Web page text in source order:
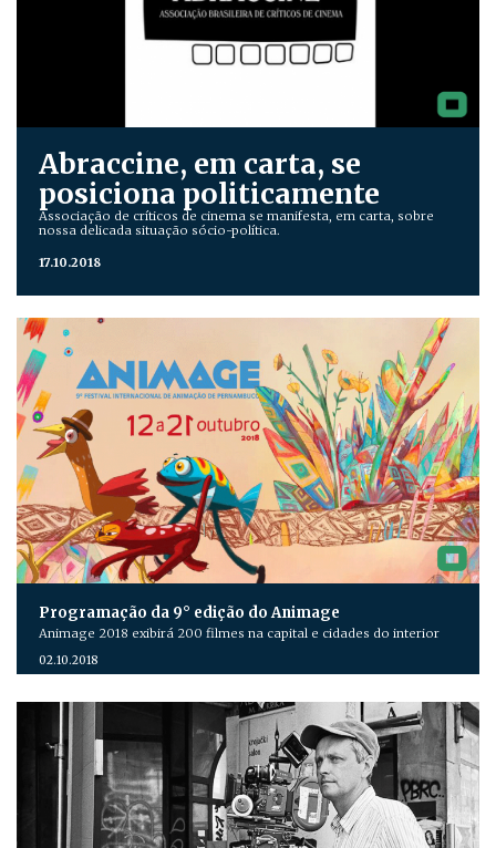
Abraccine, em carta, se
posiciona politicamente
Associação de críticos de cinema se manifesta, em carta, sobre
nossa delicada situação sócio-política.
17.10.2018
Programação da 9° edição do Animage
Animage 2018 exibirá 200 filmes na capital e cidades do interior
02.10.2018